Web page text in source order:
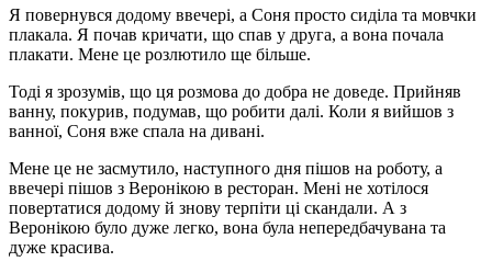
Я повернувся додому ввечері, а Соня просто сиділа та мовчки
плакала. Я почав кричати, що спав у друга, а вона почала
плакати. Мене це розлютило ще більше.
Тоді я зрозумів, що ця розмова до добра не доведе. Прийняв
ванну, покурив, подумав, що робити далі. Коли я вийшов з
ванної, Соня вже спала на дивані.
Мене це не засмутило, наступного дня пішов на роботу, а
ввечері пішов з Веронікою в ресторан. Мені не хотілося
повертатися додому й знову терпіти ці скандали. А з
Веронікою було дуже легко, вона була непередбачувана та
дуже красива.